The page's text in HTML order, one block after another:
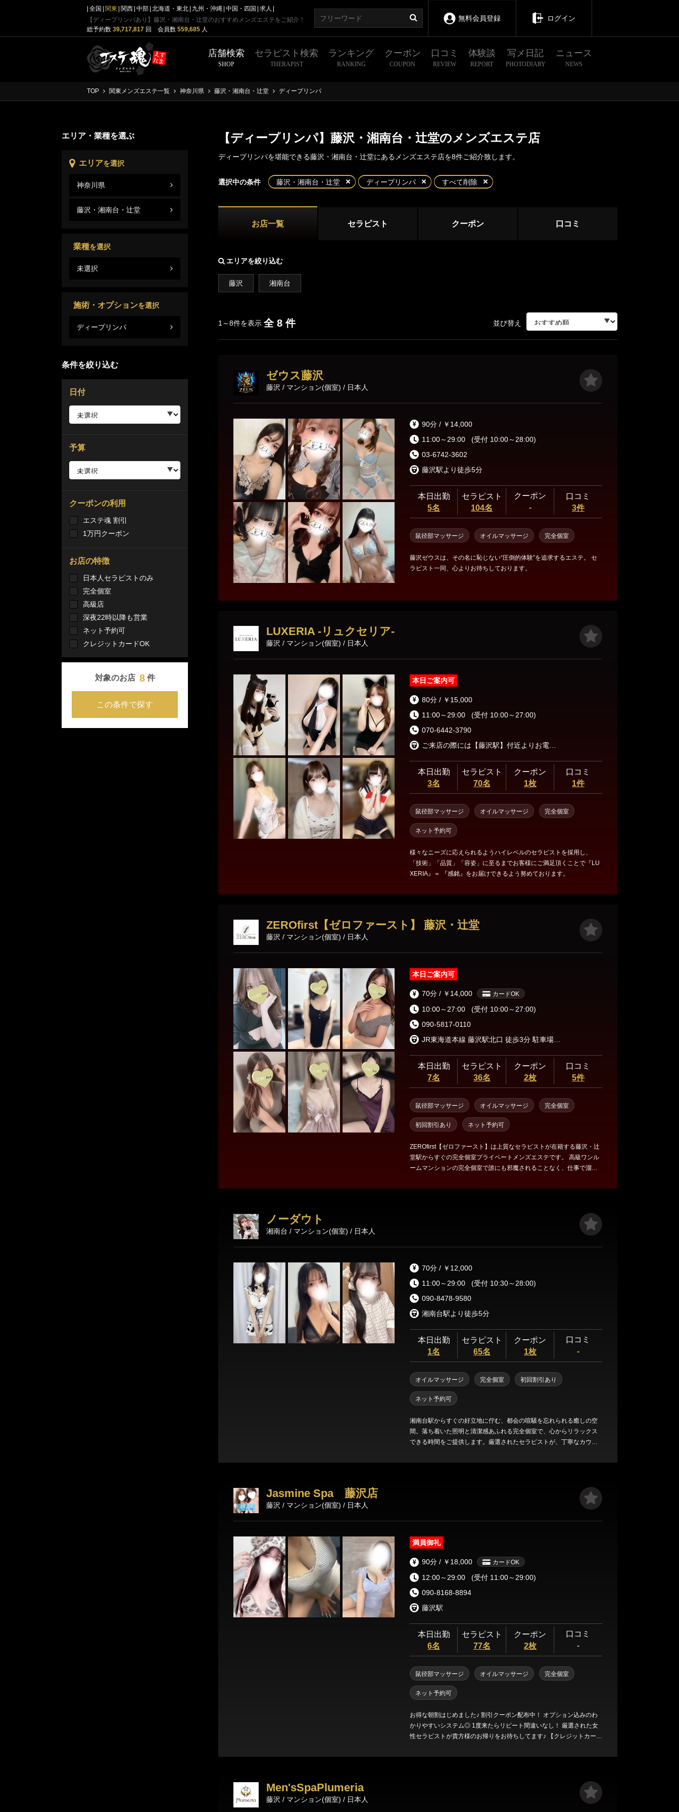
全国 関東 関西 中部 北海道・東北 九州・沖縄 中国・四国
求人
【ディープリンパあり】藤沢・湘南台・辻堂のおすすめメンズエステをご紹介！
総予約数 39,717,817 回 会員数 559,685 人
無料会員登録 ログイン
店舗検索
SHOP
セラピスト検索
THERAPIST
ランキング
RANKING
クーポン
COUPON
口コミ
REVIEW
体験談
REPORT
写メ日記
PHOTODIARY
ニュース
NEWS
TOP 関東メンズエステ一覧 神奈川県 藤沢・湘南台・辻堂 ディープリンパ
【ディープリンパ】藤沢・湘南台・辻堂のメンズエステ店
ディープリンパを堪能できる藤沢・湘南台・辻堂にあるメンズエステ店を8件ご紹介致します。
選択中の条件 藤沢・湘南台・辻堂 ディープリンパ すべて削除
お店一覧 セラピスト クーポン 口コミ
エリアを絞り込む
藤沢 湘南台
1～8件を表示 全 8 件 並び替え
ゼウス藤沢
藤沢 / マンション(個室) / 日本人
90分 / ￥14,000
11:00～29:00
(受付 10:00～28:00)
03-6742-3602
藤沢駅より徒歩5分
本日出勤
5名
セラピスト
104名
クーポン
-
口コミ
3件
鼠径部マッサージ オイルマッサージ 完全個室
藤沢ゼウスは、その名に恥じない“圧倒的体験”を追求するエステ。 セ
ラピスト一同、心よりお待ちしております。
LUXERIA -リュクセリア-
藤沢 / マンション(個室) / 日本人
本日ご案内可
80分 / ￥15,000
11:00～29:00
(受付 10:00～27:00)
070-6442-3790
本日出勤
3名
セラピスト
70名
クーポン
1枚
口コミ
1件
鼠径部マッサージ オイルマッサージ 完全個室
ネット予約可
様々なニーズに応えられるようハイレベルのセラピストを採用し、
「技術」「品質」「容姿」に至るまでお客様にご満足頂くことで『LU
XERIA』＝ 『感銘』をお届けできるよう努めております。
ZEROfirst【ゼロファースト】 藤沢・辻堂
藤沢 / マンション(個室) / 日本人
本日ご案内可
70分 / ￥14,000 カードOK
10:00～27:00
(受付 10:00～27:00)
090-5817-0110
本日出勤
7名
セラピスト
36名
クーポン
2枚
口コミ
5件
鼠径部マッサージ オイルマッサージ 完全個室
初回割引あり ネット予約可
ZEROfirst【ゼロファースト】は上質なセラピストが在籍する藤沢・辻
堂駅からすぐの完全個室プライベートメンズエステです。 高級ワンル
ームマンションの完全個室で誰にも邪魔されることなく、仕事で溜ま
ったりとした非現実的空間でセラピストがお客様の心身ともに癒しま
ノーダウト
湘南台 / マンション(個室) / 日本人
70分 / ￥12,000
11:00～29:00
(受付 10:30～28:00)
090-8478-9580
湘南台駅より徒歩5分
本日出勤
1名
セラピスト
65名
クーポン
1枚
口コミ
-
オイルマッサージ 完全個室 初回割引あり
ネット予約可
湘南台駅からすぐの好立地に佇む、都会の喧騒を忘れられる癒しの空
間。落ち着いた照明と清潔感あふれる完全個室で、心からリラックス
できる時間をご提供します。厳選されたセラピストが、丁寧なカウン
流すディープリンパと上質オイルで、心身ともに解きほぐす本格派メ
Jasmine Spa 藤沢店
藤沢 / マンション(個室) / 日本人
満員御礼
90分 / ￥18,000 カードOK
12:00～29:00
(受付 11:00～29:00)
090-8168-8894
藤沢駅
本日出勤
6名
セラピスト
77名
クーポン
2枚
口コミ
-
鼠径部マッサージ オイルマッサージ 完全個室
ネット予約可
お得な朝割はじめました♪ 割引クーポン配布中！ オプション込みのわ
かりやすいシステム◎ 1度来たらリピート間違いなし！ 厳選された女
性セラピストが貴方様のお帰りをお待ちしてます♪ 【クレジットカード
Men'sSpaPlumeria
藤沢 / マンション(個室) / 日本人
エリア・業種を選ぶ
エリアを選択
神奈川県
神奈川県 横浜エリア
横浜・東神奈川 新横浜・センター南
川崎エリア
登戸・新百合ヶ丘・稲田堤
本厚木・海老名
茅ヶ崎・平塚 藤沢・湘南台・辻堂 小田原
横須賀エリア
戸塚・大船・横須賀
藤沢・湘南台・辻堂
湘南台 辻堂
業種を選択
未選択
出張
施術・オプションを選択
ディープリンパ
ディープリンパ ダブルセラピスト
条件を絞り込む
日付
予算
クーポンの利用
エステ魂 割引
1万円クーポン
お店の特徴
日本人セラピストのみ
完全個室
高級店
深夜22時以降も営業
ネット予約可
クレジットカードOK
対象のお店 8 件
この条件で探す